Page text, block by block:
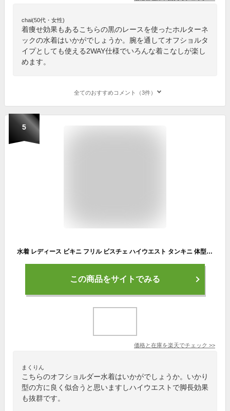
chai(50代・女性)
着痩せ効果もあるこちらの黒のレースを使ったホルターネ
ックの水着はいかがでしょうか。腕を通してオフショルタ
イプとしても使える2WAY仕様でいろんな着こなしが楽し
めます。
全てのおすすめコメント（3件）
5
水着 レディース ビキニ フリル ビスチェ ハイウエスト タンキニ 体型カバー ホルターネック 小胸 オフショルダー セクシー リゾート 韓国 水着
この商品をサイトでみる
価格と在庫を楽天でチェック >>
まくりん
こちらのオフショルダー水着はいかがでしょうか。いかり
型の方に良く似合うと思いますしハイウエストで脚長効果
も抜群です。